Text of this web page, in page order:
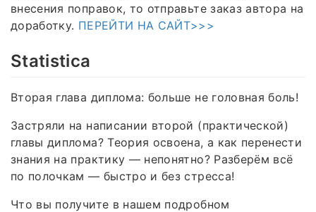
внесения поправок, то отправьте заказ автора на
доработку. ПЕРЕЙТИ НА САЙТ>>>
Statistica
Вторая глава диплома: больше не головная боль!
Застряли на написании второй (практической)
главы диплома? Теория освоена, а как перенести
знания на практику — непонятно? Разберём всё
по полочкам — быстро и без стресса!
Что вы получите в нашем подробном